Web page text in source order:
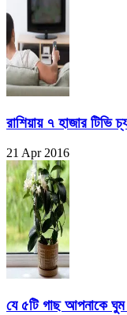
রাশিয়ায় ৭ হাজার টিভি
21 Apr 2016
যে ৫টি গাছ আপনাকে ঘুম